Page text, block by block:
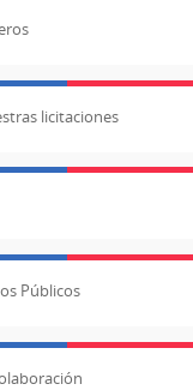
licitaciones
Públicos